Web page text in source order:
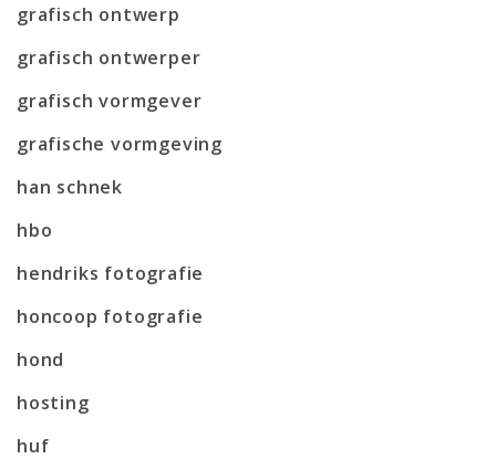
grafisch ontwerp
grafisch ontwerper
grafisch vormgever
grafische vormgeving
han schnek
hbo
hendriks fotografie
honcoop fotografie
hond
hosting
huf